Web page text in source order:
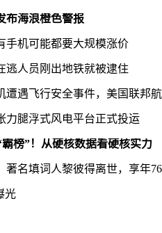
布海浪橙色警报
手机可能都要大规模涨价
逃人员刚出地铁就被逮住
力腿浮式风电平台正式投运
榜”！从硬核数据看硬核实力
著名填词人黎彼得离世，享年
光